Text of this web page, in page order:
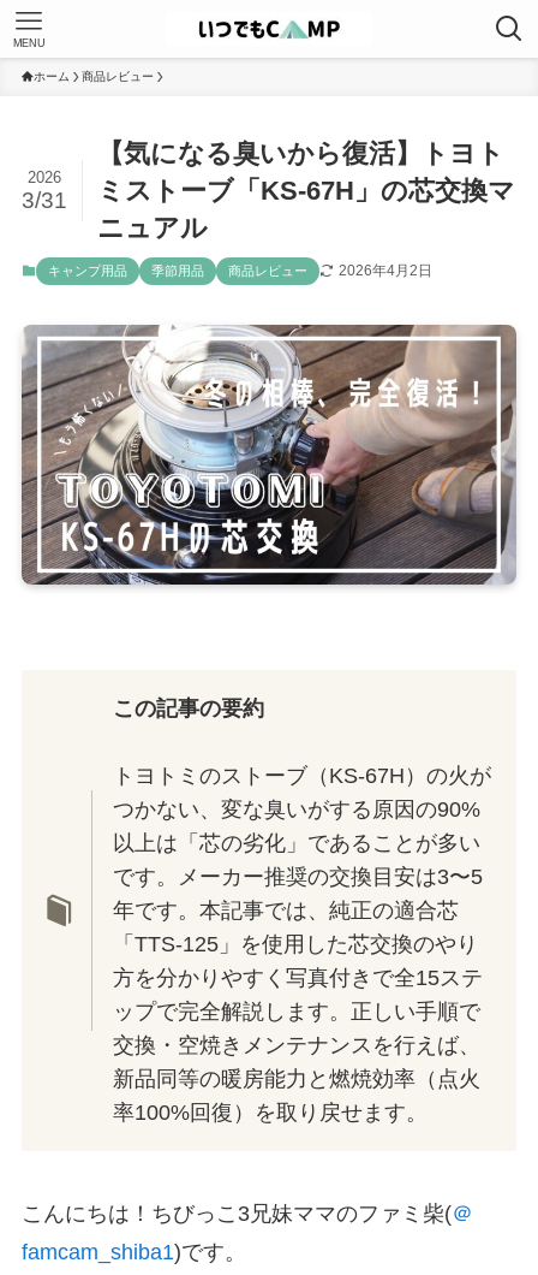
MENU
ホーム 商品レビュー
【気になる臭いから復活】トヨト
ミストーブ「KS-67H」の芯交換マ
ニュアル
2026
3/31
キャンプ用品 季節用品 商品レビュー 2026年4月2日
この記事の要約
トヨトミのストーブ（KS-67H）の火が
つかない、変な臭いがする原因の90%
以上は「芯の劣化」であることが多い
です。メーカー推奨の交換目安は3〜5
年です。本記事では、純正の適合芯
「TTS-125」を使用した芯交換のやり
方を分かりやすく写真付きで全15ステ
ップで完全解説します。正しい手順で
交換・空焼きメンテナンスを行えば、
新品同等の暖房能力と燃焼効率（点火
率100%回復）を取り戻せます。
こんにちは！ちびっこ3兄妹ママのファミ柴(＠
famcam_shiba1)です。